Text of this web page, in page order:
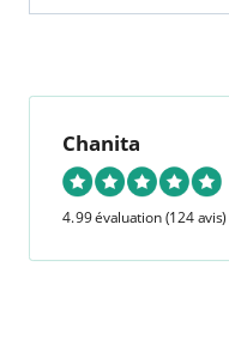
e
h
Chanita
4.99 évaluation(124 avis)